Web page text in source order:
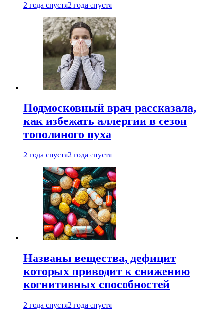
2 года спустя2 года спустя
Подмосковный врач рассказала,
как избежать аллергии в сезон
тополиного пуха
2 года спустя2 года спустя
Названы вещества, дефицит
которых приводит к снижению
когнитивных способностей
2 года спустя2 года спустя